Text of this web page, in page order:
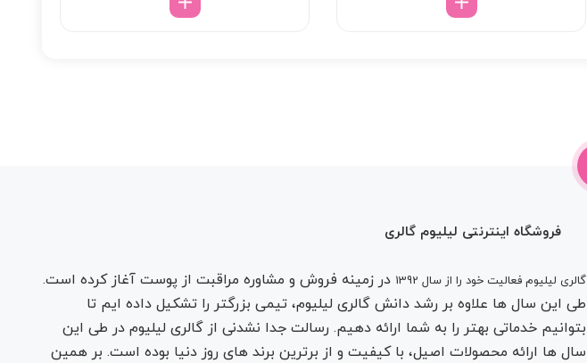
فروشگاه اینترنتی لیلیوم گالری
گالری لیلیوم فعالیت خود را از سال 1392
در زمینه فروش و مشاوره مراقبت از پوست آغاز کرده است.
طی این سال ها علاوه بر رشد دانش گالری لیلیوم، تیمی بزرگتر را تشکیل داده ایم تا
بتوانیم خدماتی بهتر را به شما ارائه دهیم. رسالت جدا نشدنی از گالری لیلیوم در طی این
سال ها ارائه محصولات اصیل، با کیفیت و از برترین برند های روز دنیا بوده است. بر همین